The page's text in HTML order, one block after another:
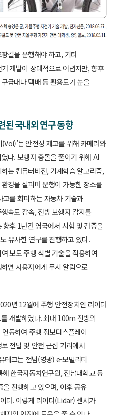
길을 운행해야 하고, 기타
개발이 상대적으로 어렵지만, 향후
급대나 택배 등 활용도가 높을
된 국내외 연구 동향
는 안전성 제고를 위해 카메라와
다. 보행자 충돌을 줄이기 위해 AI
는 컴퓨터비전, 기계학습 알고리즘,
경을 살피며 운행이 가능한 장소를
를 회피하는 자동차 기술과
속도 감속, 전방 보행자 감지를
후 1년간 영국에서 시험 및 검증을
유사한 연구를 진행하고 있다.
보도 주행 식별 기술을 적용하여
면 사용자에게 푸시 알림으로
년 12월에 주행 안전장치인 라이다
개발하였다. 최대 100m 전방의
동하여 주행 정보디스플레이
전달 및 안전 근접 거리에서
테크는 전남(영광) e-모빌리티
한국자동차연구원, 전남대학교 등
진행하고 있으며, 이후 공유
다. 이렇게 라이다(Lidar) 센서가